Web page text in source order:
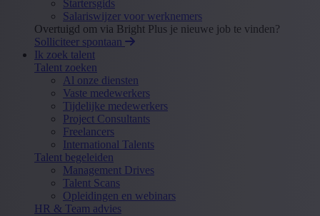
Startersgids
Salariswijzer voor werknemers
Overtuigd om via Bright Plus je nieuwe job te vinden?
Solliciteer spontaan
Ik zoek talent
Talent zoeken
Al onze diensten
Vaste medewerkers
Tijdelijke medewerkers
Project Consultants
Freelancers
International Talents
Talent begeleiden
Management Drives
Talent Scans
Opleidingen en webinars
HR & Team advies